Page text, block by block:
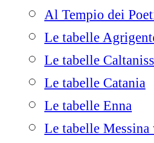
Al Tempio dei
Le tabelle
Le tabelle
Le tabelle Catania
Le tabelle Enna
Le tabelle Messina